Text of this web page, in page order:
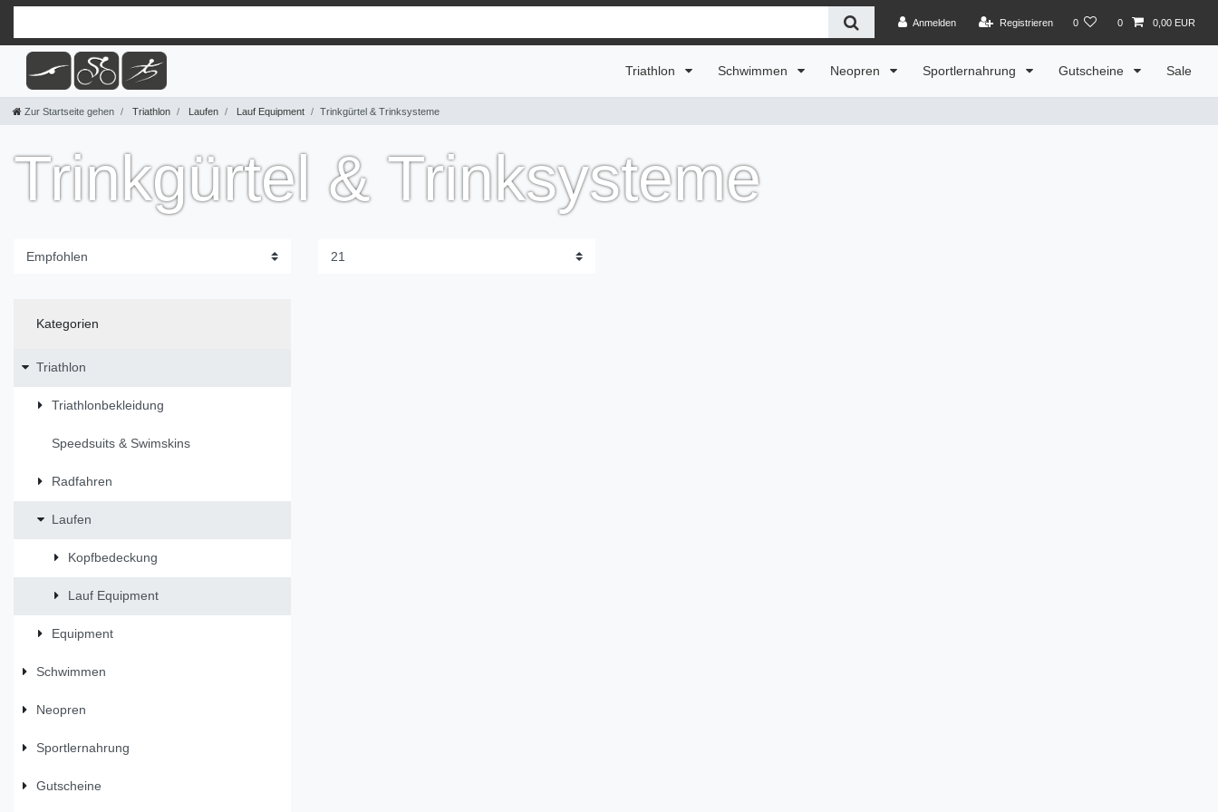
Anmelden Registrieren 0 0 0,00 EUR
Triathlon Schwimmen Neopren Sportlernahrung Gutscheine Sale
Zur Startseite gehen Triathlon Laufen Lauf Equipment Trinkgürtel & Trinksysteme
Trinkgürtel & Trinksysteme
Kategorien
Triathlon
Triathlonbekleidung
Speedsuits & Swimskins
Radfahren
Laufen
Kopfbedeckung
Lauf Equipment
Equipment
Schwimmen
Neopren
Sportlernahrung
Gutscheine